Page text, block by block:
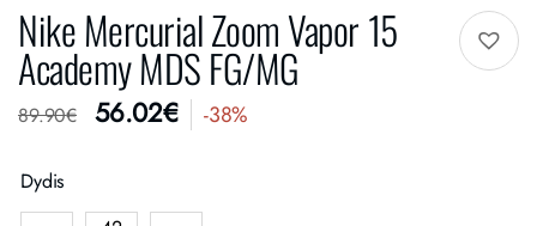
Nike Mercurial Zoom Vapor 15
Academy MDS FG/MG
89.90€ 56.02€ -38%
Dydis